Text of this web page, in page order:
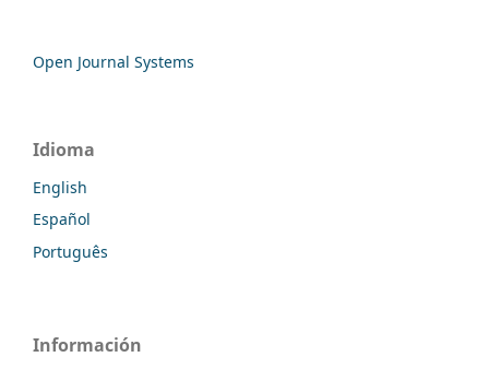
Open Journal Systems
Idioma
English
Español
Português
Información